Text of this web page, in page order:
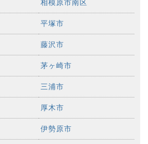
相模原市南区
平塚市
藤沢市
茅ヶ崎市
三浦市
厚木市
伊勢原市